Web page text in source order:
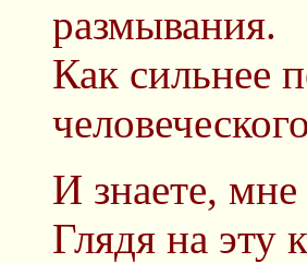
размывания.
Как сильнее
И знаете, мне
Глядя на эту